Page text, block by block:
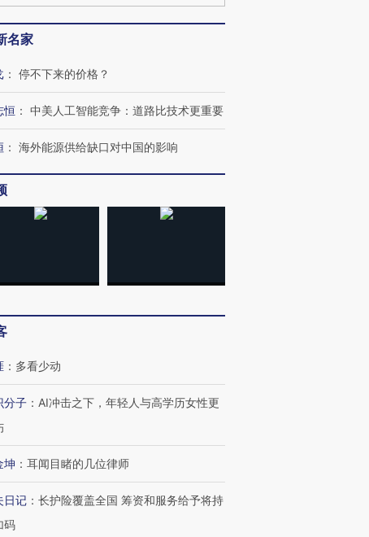
国走私7万
第四届链博
技“链”接产
有意思的生活方式·第三对
住三大增长引擎是什么？
名家
： 停不下来的价格？
恒 ： 中美人工智能竞争：道路比技术更重要
： 海外能源供给缺口对中国的影响
： 多看少动
分子 ： AI冲击之下，年轻人与高学历女性更
坤 ： 耳闻目睹的几位律师
日记 ： 长护险覆盖全国 筹资和服务给予将持
码